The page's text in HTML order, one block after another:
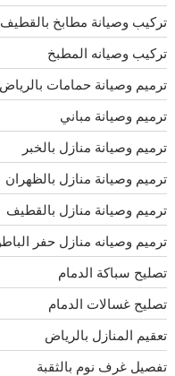
تركيب وصيانة مطابخ بالقطيف
تركيب وصيانه المطبخ
ترميم وصيانة حمامات بالرياض
ترميم وصيانة مباني
ترميم وصيانة منازل بالخبر
ترميم وصيانة منازل بالظهران
ترميم وصيانة منازل بالقطيف
ترميم وصيانه منازل حفر
تصليح سباكة الدمام
تصليح غسالات الدمام
تعقيم المنازل بالرياض
تفصيل غرف نوم بالثقبة